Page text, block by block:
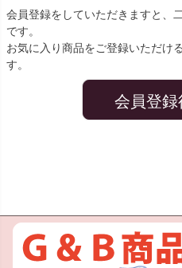
会員登録をしていただきますと、
です。
お気に入り商品をご登録いただけ
す。
会員登録